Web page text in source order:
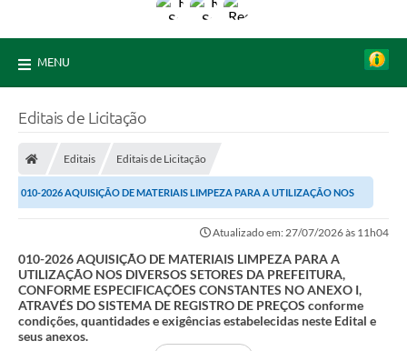
MENU
Editais de Licitação
Editais Editais de Licitação
010-2026 AQUISIÇÃO DE MATERIAIS LIMPEZA PARA A UTILIZAÇÃO NOS
Atualizado em: 27/07/2026 às 11h04
010-2026 AQUISIÇÃO DE MATERIAIS LIMPEZA PARA A
UTILIZAÇÃO NOS DIVERSOS SETORES DA PREFEITURA,
CONFORME ESPECIFICAÇÕES CONSTANTES NO ANEXO I,
ATRAVÉS DO SISTEMA DE REGISTRO DE PREÇOS conforme
condições, quantidades e exigências estabelecidas neste Edital e
seus anexos.